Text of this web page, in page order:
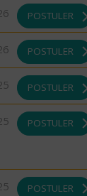
POSTULER
POSTULER
POSTULER
POSTULER
POSTULER